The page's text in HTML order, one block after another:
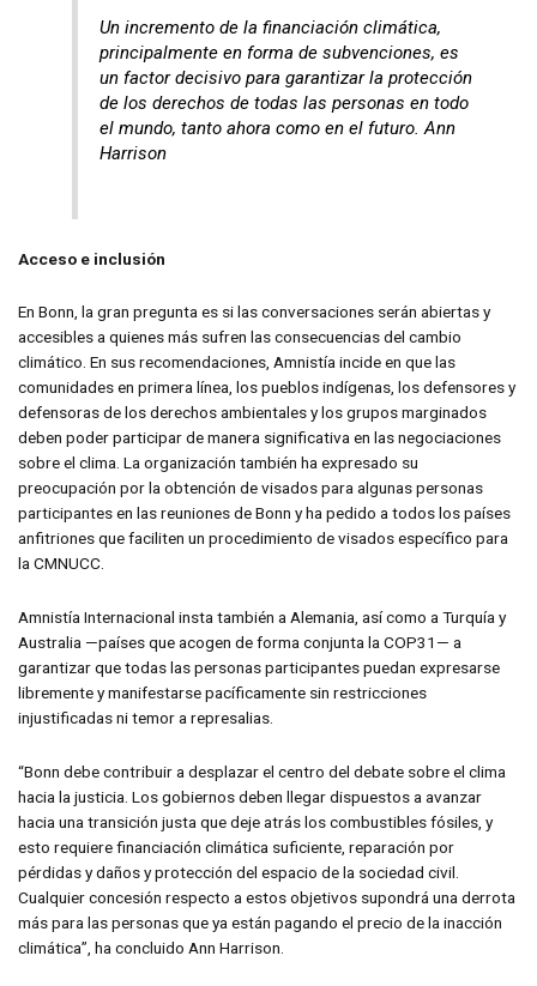
Un incremento de la financiación climática,
principalmente en forma de subvenciones, es
un factor decisivo para garantizar la protección
de los derechos de todas las personas en todo
el mundo, tanto ahora como en el futuro. Ann
Harrison
Acceso e inclusión
En Bonn, la gran pregunta es si las conversaciones serán abiertas y
accesibles a quienes más sufren las consecuencias del cambio
climático. En sus recomendaciones, Amnistía incide en que las
comunidades en primera línea, los pueblos indígenas, los defensores y
defensoras de los derechos ambientales y los grupos marginados
deben poder participar de manera significativa en las negociaciones
sobre el clima. La organización también ha expresado su
preocupación por la obtención de visados para algunas personas
participantes en las reuniones de Bonn y ha pedido a todos los países
anfitriones que faciliten un procedimiento de visados específico para
la CMNUCC.
Amnistía Internacional insta también a Alemania, así como a Turquía y
Australia —países que acogen de forma conjunta la COP31— a
garantizar que todas las personas participantes puedan expresarse
libremente y manifestarse pacíficamente sin restricciones
injustificadas ni temor a represalias.
“Bonn debe contribuir a desplazar el centro del debate sobre el clima
hacia la justicia. Los gobiernos deben llegar dispuestos a avanzar
hacia una transición justa que deje atrás los combustibles fósiles, y
esto requiere financiación climática suficiente, reparación por
pérdidas y daños y protección del espacio de la sociedad civil.
Cualquier concesión respecto a estos objetivos supondrá una derrota
más para las personas que ya están pagando el precio de la inacción
climática”, ha concluido Ann Harrison.